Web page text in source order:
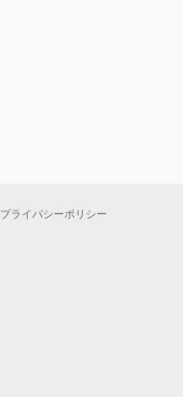
プライバシーポリシー